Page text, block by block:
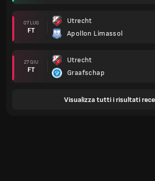
07 LUG
FT
Utrecht
Apollon Limassol
27 GIU
FT
Utrecht
Graafschap
Visualizza tutti i risultati